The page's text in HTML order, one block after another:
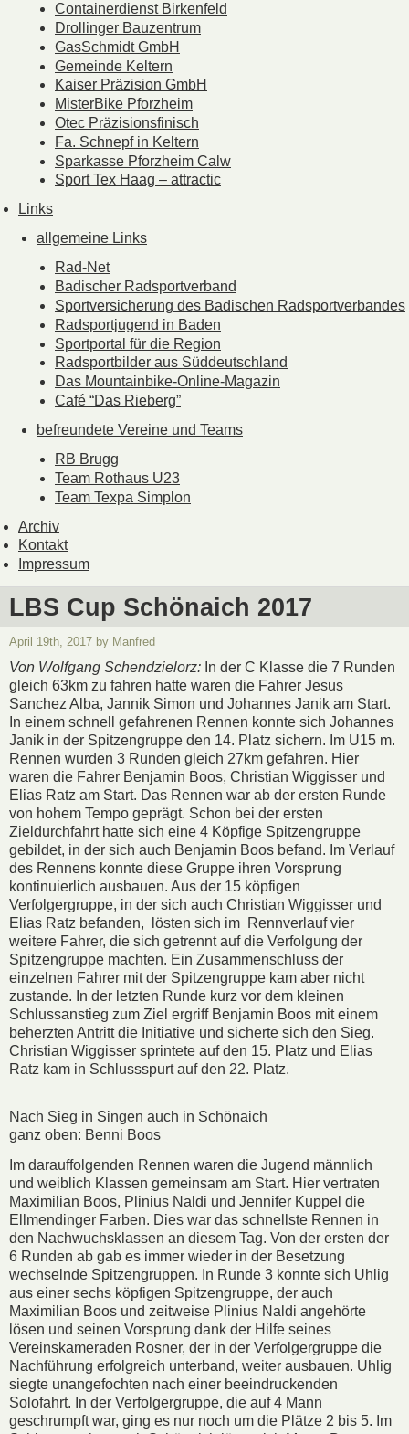
Containerdienst Birkenfeld
Drollinger Bauzentrum
GasSchmidt GmbH
Gemeinde Keltern
Kaiser Präzision GmbH
MisterBike Pforzheim
Otec Präzisionsfinisch
Fa. Schnepf in Keltern
Sparkasse Pforzheim Calw
Sport Tex Haag – attractic
Links
allgemeine Links
Rad-Net
Badischer Radsportverband
Sportversicherung des Badischen Radsportverbandes
Radsportjugend in Baden
Sportportal für die Region
Radsportbilder aus Süddeutschland
Das Mountainbike-Online-Magazin
Café “Das Rieberg”
befreundete Vereine und Teams
RB Brugg
Team Rothaus U23
Team Texpa Simplon
Archiv
Kontakt
Impressum
LBS Cup Schönaich 2017
April 19th, 2017 by Manfred
Von Wolfgang Schendzielorz: In der C Klasse die 7 Runden
gleich 63km zu fahren hatte waren die Fahrer Jesus
Sanchez Alba, Jannik Simon und Johannes Janik am Start.
In einem schnell gefahrenen Rennen konnte sich Johannes
Janik in der Spitzengruppe den 14. Platz sichern. Im U15 m.
Rennen wurden 3 Runden gleich 27km gefahren. Hier
waren die Fahrer Benjamin Boos, Christian Wiggisser und
Elias Ratz am Start. Das Rennen war ab der ersten Runde
von hohem Tempo geprägt. Schon bei der ersten
Zieldurchfahrt hatte sich eine 4 Köpfige Spitzengruppe
gebildet, in der sich auch Benjamin Boos befand. Im Verlauf
des Rennens konnte diese Gruppe ihren Vorsprung
kontinuierlich ausbauen. Aus der 15 köpfigen
Verfolgergruppe, in der sich auch Christian Wiggisser und
Elias Ratz befanden, lösten sich im Rennverlauf vier
weitere Fahrer, die sich getrennt auf die Verfolgung der
Spitzengruppe machten. Ein Zusammenschluss der
einzelnen Fahrer mit der Spitzengruppe kam aber nicht
zustande. In der letzten Runde kurz vor dem kleinen
Schlussanstieg zum Ziel ergriff Benjamin Boos mit einem
beherzten Antritt die Initiative und sicherte sich den Sieg.
Christian Wiggisser sprintete auf den 15. Platz und Elias
Ratz kam in Schlussspurt auf den 22. Platz.
Nach Sieg in Singen auch in Schönaich
ganz oben: Benni Boos
Im darauffolgenden Rennen waren die Jugend männlich
und weiblich Klassen gemeinsam am Start. Hier vertraten
Maximilian Boos, Plinius Naldi und Jennifer Kuppel die
Ellmendinger Farben. Dies war das schnellste Rennen in
den Nachwuchsklassen an diesem Tag. Von der ersten der
6 Runden ab gab es immer wieder in der Besetzung
wechselnde Spitzengruppen. In Runde 3 konnte sich Uhlig
aus einer sechs köpfigen Spitzengruppe, der auch
Maximilian Boos und zeitweise Plinius Naldi angehörte
lösen und seinen Vorsprung dank der Hilfe seines
Vereinskameraden Rosner, der in der Verfolgergruppe die
Nachführung erfolgreich unterband, weiter ausbauen. Uhlig
siegte unangefochten nach einer beeindruckenden
Solofahrt. In der Verfolgergruppe, die auf 4 Mann
geschrumpft war, ging es nur noch um die Plätze 2 bis 5. Im